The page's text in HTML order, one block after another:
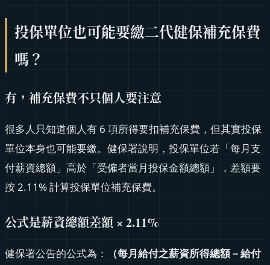
投保單位也可能要繳二代健保補充保費
嗎？
有，補充保費不只個人要注意
很多人只知道個人有 6 項所得要扣補充保費，但其實投保
單位本身也可能要繳。健保署說明，投保單位若「每月支
付薪資總額」高於「受僱者當月投保金額總額」，差額要
按 2.11% 計算投保單位補充保費。
公式是薪資總額差額 × 2.11%
健保署公告的公式為：
（每月給付之薪資所得總額－給付